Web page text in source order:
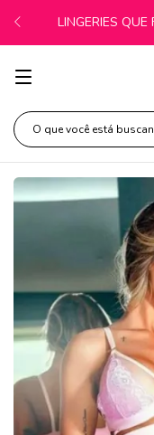
LINGERIES QUE